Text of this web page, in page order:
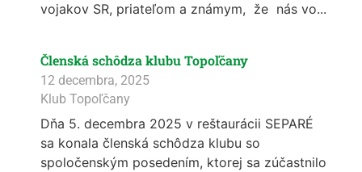
vojakov SR, priateľom a známym, že nás vo...
Členská schôdza klubu Topoľčany
12 decembra, 2025
Klub Topoľčany
Dňa 5. decembra 2025 v reštaurácii SEPARÉ
sa konala členská schôdza klubu so
spoločenským posedením, ktorej sa zúčastnilo